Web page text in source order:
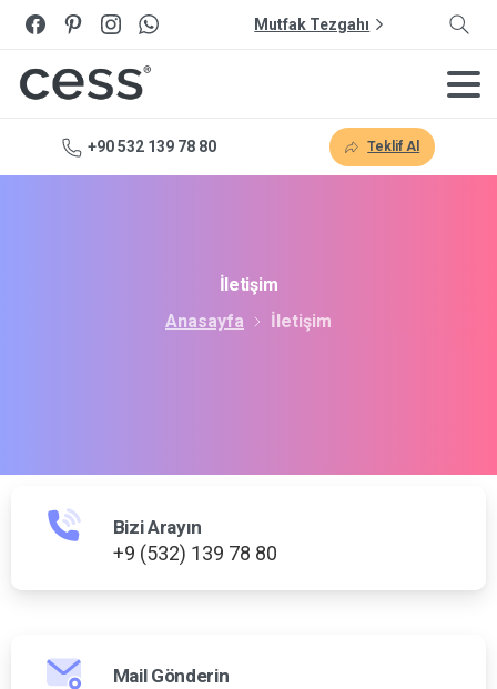
Mutfak Tezgahı
+90 532 139 78 80 Teklif Al
İletişim
Anasayfa
İletişim
Bizi Arayın
+9 (532) 139 78 80
Mail Gönderin